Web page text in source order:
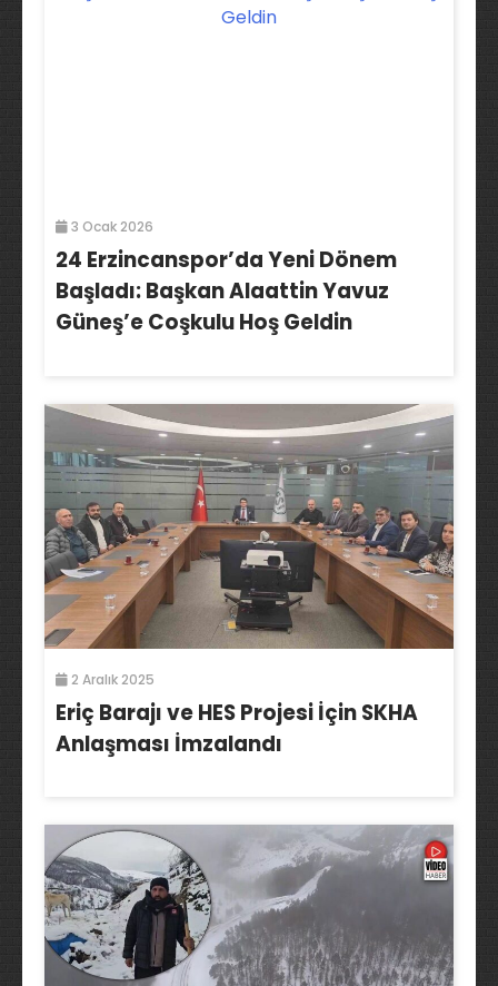
3 Ocak 2026
24 Erzincanspor’da Yeni Dönem
Başladı: Başkan Alaattin Yavuz
Güneş’e Coşkulu Hoş Geldin
2 Aralık 2025
Eriç Barajı ve HES Projesi İçin SKHA
Anlaşması İmzalandı